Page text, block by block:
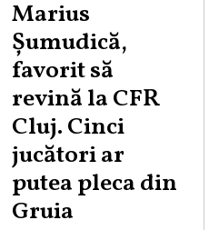
Marius
Șumudică,
favorit să
revină la CFR
Cluj. Cinci
jucători ar
putea pleca din
Gruia